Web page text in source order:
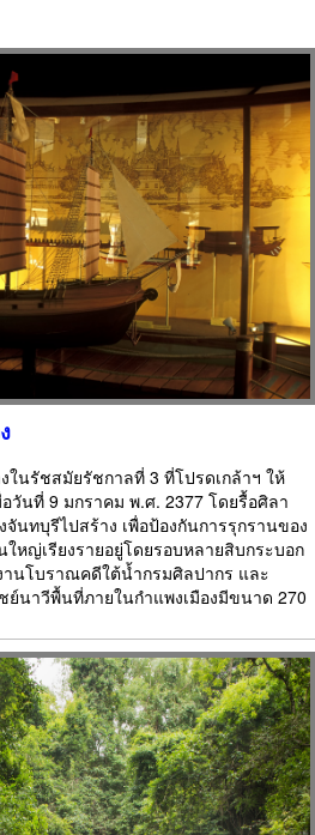
ในรัชสมัยรัชกาลที่ 3 ที่โปรดเกล้าฯ ให้
วันที่ 9 มกราคม พ.ศ. 2377 โดยรื้อศิลา
จันทบุรีไปสร้าง เพื่อป้องกันการรุกรานของ
หญ่เรียงรายอยู่โดยรอบหลายสิบกระบอก
นโบราณคดีใต้น้ำกรมศิลปากร และ
าวีพื้นที่ภายในกำแพงเมืองมีขนาด 270